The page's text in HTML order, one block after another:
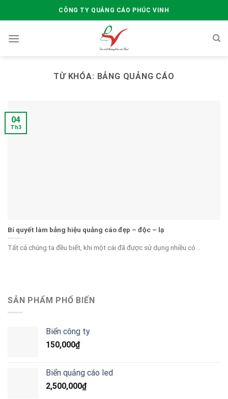
to
CÔNG TY QUẢNG CÁO PHÚC VINH
TỪ KHÓA: BẢNG QUẢNG CÁO
Bí quyết làm bảng hiệu quảng cáo đẹp – độc – lạ
Tất cả chúng ta đều biết, khi một cái đã được sử dụng nhiều có...
04
Th3
SẢN PHẨM PHỔ BIẾN
Biển công ty
150,000₫
Biển quảng cáo led
2,500,000₫